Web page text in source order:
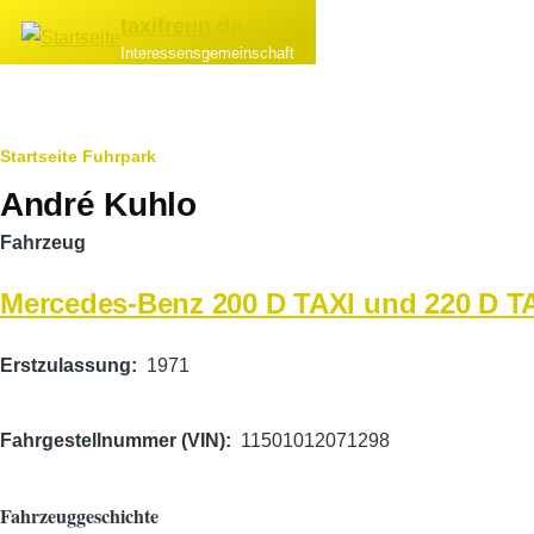
Direkt zum Inhalttaxifreun.de
Interessensgemeinschaft
Pfadnavigation
Startseite Fuhrpark
André Kuhlo
Fahrzeug
Mercedes-Benz 200 D TAXI und 220 D
Erstzulassung 1971
Fahrgestellnummer (VIN) 11501012071298
Fahrzeuggeschichte